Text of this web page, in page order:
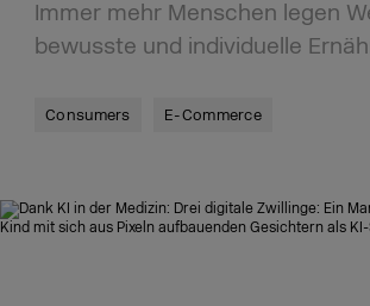
Immer mehr Menschen legen
bewusste und individuelle
Consumers E-Commerce